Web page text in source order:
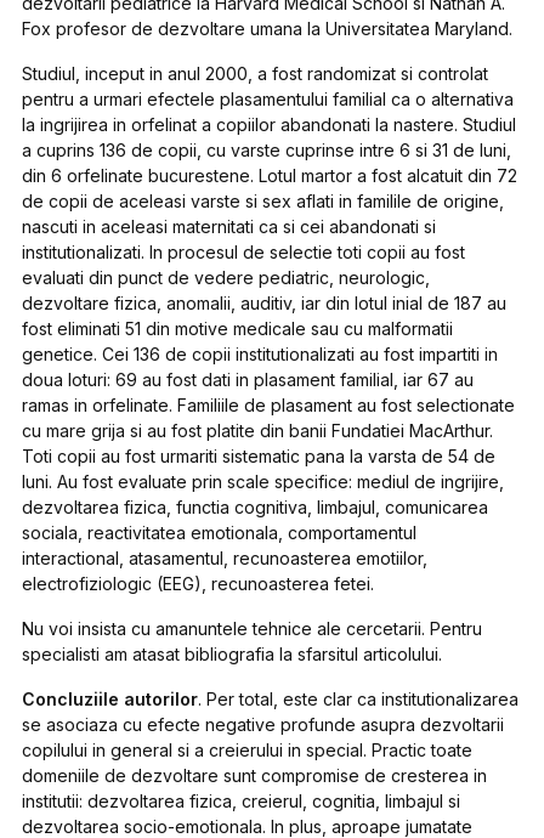
Fox profesor de dezvoltare umana la Universitatea Maryland.
Studiul, inceput in anul 2000, a fost randomizat si controlat
pentru a urmari efectele plasamentului familial ca o alternativa
la ingrijirea in orfelinat a copiilor abandonati la nastere. Studiul
a cuprins 136 de copii, cu varste cuprinse intre 6 si 31 de luni,
din 6 orfelinate bucurestene. Lotul martor a fost alcatuit din 72
de copii de aceleasi varste si sex aflati in familile de origine,
nascuti in aceleasi maternitati ca si cei abandonati si
institutionalizati. In procesul de selectie toti copii au fost
evaluati din punct de vedere pediatric, neurologic,
dezvoltare fizica, anomalii, auditiv, iar din lotul inial de 187 au
fost eliminati 51 din motive medicale sau cu malformatii
genetice. Cei 136 de copii institutionalizati au fost impartiti in
doua loturi: 69 au fost dati in plasament familial, iar 67 au
ramas in orfelinate. Familiile de plasament au fost selectionate
cu mare grija si au fost platite din banii Fundatiei MacArthur.
Toti copii au fost urmariti sistematic pana la varsta de 54 de
luni. Au fost evaluate prin scale specifice: mediul de ingrijire,
dezvoltarea fizica, functia cognitiva, limbajul, comunicarea
sociala, reactivitatea emotionala, comportamentul
interactional, atasamentul, recunoasterea emotiilor,
electrofiziologic (EEG), recunoasterea fetei.
Nu voi insista cu amanuntele tehnice ale cercetarii. Pentru
specialisti am atasat bibliografia la sfarsitul articolului.
Concluziile autorilor. Per total, este clar ca institutionalizarea
se asociaza cu efecte negative profunde asupra dezvoltarii
copilului in general si a creierului in special. Practic toate
domeniile de dezvoltare sunt compromise de cresterea in
institutii: dezvoltarea fizica, creierul, cognitia, limbajul si
dezvoltarea socio-emotionala. In plus, aproape jumatate